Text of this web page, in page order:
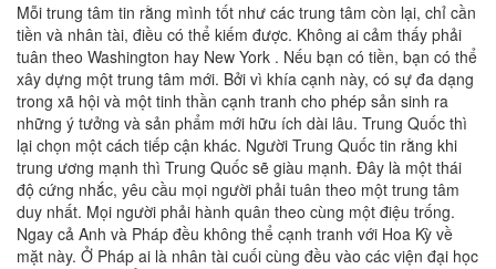
Mỗi trung tâm tin rằng mình tốt như các trung tâm còn lại, chỉ cần
tiền và nhân tài, điều có thể kiếm được. Không ai cảm thấy phải
tuân theo Washington hay New York . Nếu bạn có tiền, bạn có thể
xây dựng một trung tâm mới. Bởi vì khía cạnh này, có sự đa dạng
trong xã hội và một tinh thần cạnh tranh cho phép sản sinh ra
những ý tưởng và sản phẩm mới hữu ích dài lâu. Trung Quốc thì
lại chọn một cách tiếp cận khác. Người Trung Quốc tin rằng khi
trung ương mạnh thì Trung Quốc sẽ giàu mạnh. Đây là một thái
độ cứng nhắc, yêu cầu mọi người phải tuân theo một trung tâm
duy nhất. Mọi người phải hành quân theo cùng một điệu trống.
Ngay cả Anh và Pháp đều không thể cạnh tranh với Hoa Kỳ về
mặt này. Ở Pháp ai là nhân tài cuối cùng đều vào các viện đại học